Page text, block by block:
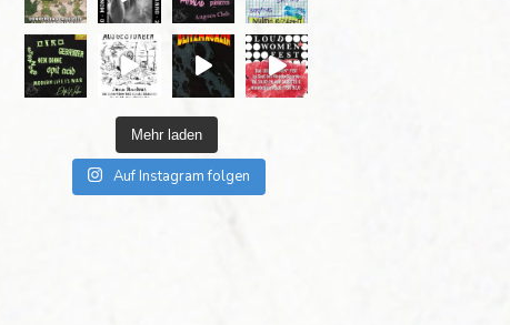
Mehr laden
Auf Instagram folgen